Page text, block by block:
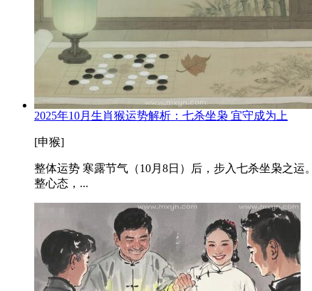
2025年10月生肖猴运势解析：七杀坐枭 宜守成为上
[申猴]
整体运势 寒露节气（10月8日）后，步入七杀坐枭之
整心态，...